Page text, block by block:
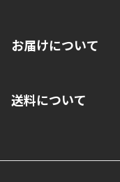
いいただくことはでき
■代金引換(代引)※手数
お届けについて
ご注文が確認出来次第
業日にてお引渡しとな
送料について